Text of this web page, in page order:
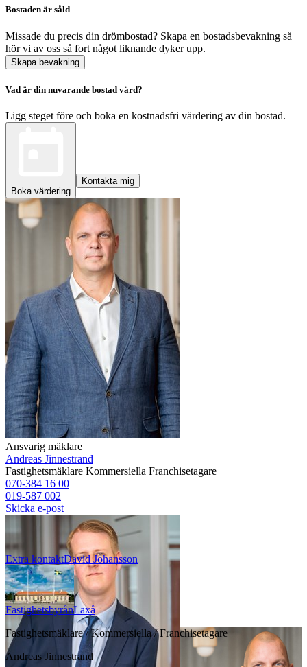
Bostaden är såld
Missade du precis din drömbostad? Skapa en bostadsbevakning så
hör vi av oss så fort något liknande dyker upp.
Skapa bevakning
Vad är din nuvarande bostad värd?
Ligg steget före och boka en kostnadsfri värdering av din bostad.
Boka värdering
Kontakta mig
Ansvarig mäklare
Andreas Jinnestrand
Fastighetsmäklare Kommersiella Franchisetagare
070-384 16 00
019-587 002
Skicka e-post
Extra kontaktDavid Johansson
FastighetsbyrånLaxå
Fastighetsmäklare / Kommersiella / Franchisetagare
Andreas Jinnestrand